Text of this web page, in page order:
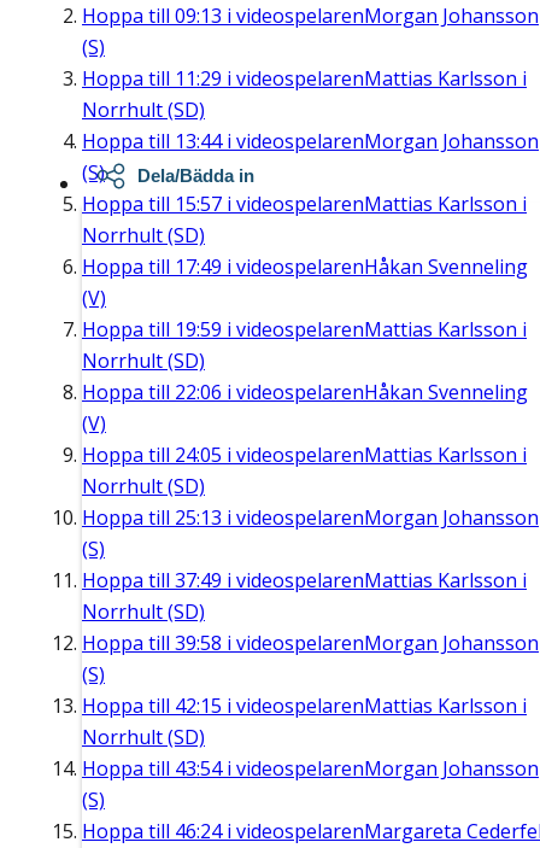
Hoppa till 09:13 i videospelarenMorgan Johansson
(S)
Hoppa till 11:29 i videospelarenMattias Karlsson i
Norrhult (SD)
Hoppa till 13:44i videospelarenMorgan Johansson
(S)
Hoppa till 15:57 i videospelarenMattias Karlsson i
Norrhult (SD)
Hoppa till 17:49 i videospelarenHåkan Svenneling
(V)
Hoppa till 19:59 i videospelarenMattias Karlsson i
Norrhult (SD)
Hoppa till 22:06 i videospelarenHåkan Svenneling
(V)
Hoppa till 24:05 i videospelarenMattias Karlsson i
Norrhult (SD)
Hoppa till 25:13 i videospelarenMorgan Johansson
(S)
Hoppa till 37:49 i videospelarenMattias Karlsson i
Norrhult (SD)
Hoppa till 39:58 i videospelarenMorgan Johansson
(S)
Hoppa till 42:15 i videospelarenMattias Karlsson i
Norrhult (SD)
Hoppa till 43:54i videospelarenMorgan Johansson
(S)
Hoppa till 46:24i videospelarenMargareta
Dela/Bädda in